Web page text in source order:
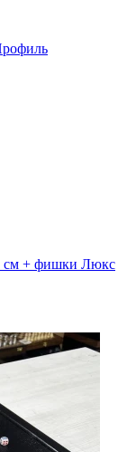
см + фишки Люкс